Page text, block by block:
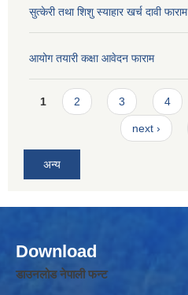
सुत्केरी तथा शिशु स्याहार खर्च दावी फाराम
आयोग तयारी कक्षा आवेदन फाराम
Pages
1 2 3 4
next ›
अन्य
Download
डाउनलोड नेपाली फन्ट